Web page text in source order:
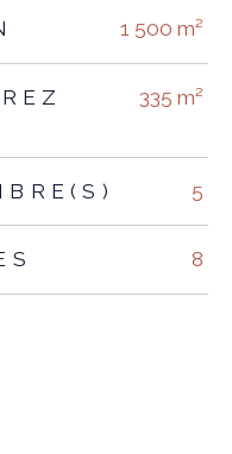
1 500 m²
335 m²
5
8